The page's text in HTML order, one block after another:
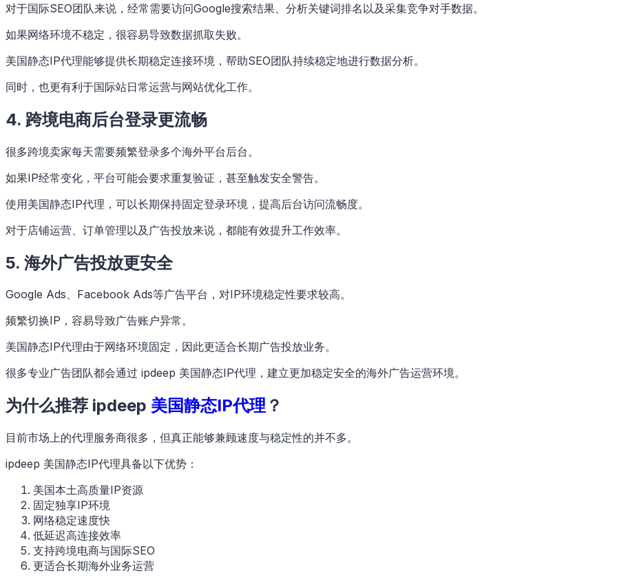
对于国际SEO团队来说，经常需要访问Google搜索结果、分析关键词排名以及采集竞争对手数据。
如果网络环境不稳定，很容易导致数据抓取失败。
美国静态IP代理能够提供长期稳定连接环境，帮助SEO团队持续稳定地进行数据分析。
同时，也更有利于国际站日常运营与网站优化工作。
4. 跨境电商后台登录更流畅
很多跨境卖家每天需要频繁登录多个海外平台后台。
如果IP经常变化，平台可能会要求重复验证，甚至触发安全警告。
使用美国静态IP代理，可以长期保持固定登录环境，提高后台访问流畅度。
对于店铺运营、订单管理以及广告投放来说，都能有效提升工作效率。
5. 海外广告投放更安全
Google Ads、Facebook Ads等广告平台，对IP环境稳定性要求较高。
频繁切换IP，容易导致广告账户异常。
美国静态IP代理由于网络环境固定，因此更适合长期广告投放业务。
很多专业广告团队都会通过 ipdeep 美国静态IP代理，建立更加稳定安全的海外广告运营环境。
为什么推荐 ipdeep 美国静态IP代理 ？
目前市场上的代理服务商很多，但真正能够兼顾速度与稳定性的并不多。
ipdeep 美国静态IP代理具备以下优势：
美国本土高质量IP资源
固定独享IP环境
网络稳定速度快
低延迟高连接效率
支持跨境电商与国际SEO
更适合长期海外业务运营